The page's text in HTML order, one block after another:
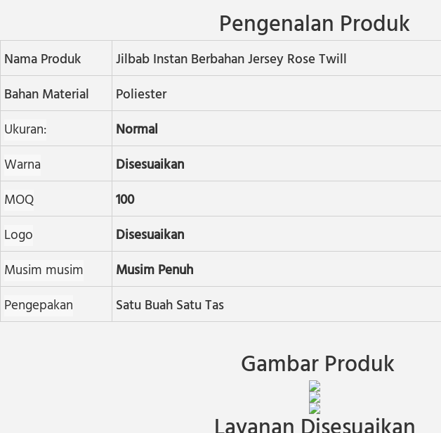
Pengenalan Produk
Nama Produk
Jilbab Instan Berbahan Jersey Rose Twill
Bahan Material
Poliester
Ukuran:
Normal
Warna
Disesuaikan
MOQ
100
Logo
Disesuaikan
Musim musim
Musim Penuh
Pengepakan
Satu Buah Satu Tas
Gambar Produk